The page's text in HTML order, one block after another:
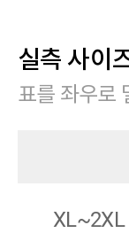
실측 사이
표를 좌우로
XL~2XL